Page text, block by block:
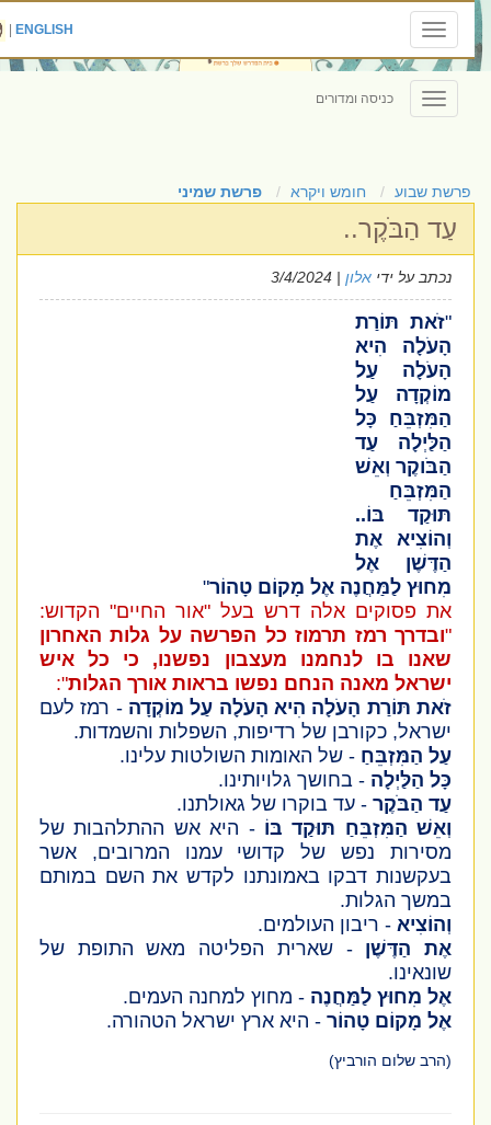
Toggle
navigation
ENGLISH
|
Toggle
navigation
כניסה ומדורים
פרשת שבוע חומש ויקרא פרשת שמיני
עַד הַבֹּקֶר..
נכתב על ידיאלון| 3/4/2024
זֹאת תּוֹרַת
הָעֹלָה הִיא
הָעֹלָה עַל
מוֹקְדָה עַל
הַמִּזְבֵּחַ כָּל
הַלַּיְלָה עַד
הַבֹּוקֶר וְאֵשׁ
הַמִּזְבֵּחַ
תּוּקַד בּוֹ..
וְהוֹצִיא אֶת
הַדֶּשֶׁן אֶל
מִחוּץ לַמַּחֲנֶה אֶל מָקוֹם טָהוֹר"
את פסוקים אלה דרש בעל "אור החיים" הקדוש:
ובדרך רמז תרמוז כל הפרשה על גלות האחרון
שאנו בו לנחמנו מעצבון נפשנו, כי כל איש
ישראל מאנה הנחם נפשו בראות אורך הגלות":
זֹאת תּוֹרַת הָעֹלָה הִיא הָעֹלָה עַל מוֹקְדָה- רמז לעם
ישראל, כקורבן של רדיפות, השפלות והשמדות.
עַל הַמִּזְבֵּחַ- של האומות השולטות עלינו.
כָּל הַלַּיְלָה- בחושך גלויותינו.
עַד הַבֹּקֶר- עד בוקרו של גאולתנו.
וְאֵשׁ הַמִּזְבֵּחַ תּוּקַד בּוֹ- היא אש ההתלהבות של
מסירות נפש של קדושי עמנו המרובים, אשר
בעקשנות דבקו באמונתנו לקדש את השם במותם
במשך הגלות.
וְהוֹצִיא- ריבון העולמים.
אֶת הַדֶּשֶׁן- שארית הפליטה מאש התופת של
שונאינו.
אֶל מִחוּץ לַמַּחֲנֶה- מחוץ למחנה העמים.
אֶל מָקוֹם טָהוֹר- היא ארץ ישראל הטהורה.
(הרב שלום הורביץ)